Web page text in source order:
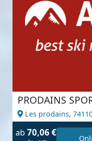
PRODAINS
Les prodains,
ab 70,06 €